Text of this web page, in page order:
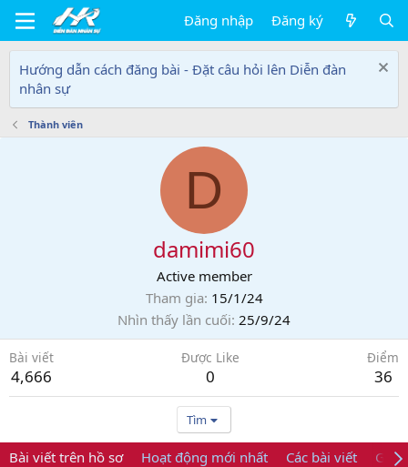
Đăng nhập Đăng ký
Hướng dẫn cách đăng bài - Đặt câu hỏi lên Diễn đàn
nhân sự
Thành viên
D
damimi60
Active member
Tham gia 15/1/24
Nhìn thấy lần cuối 25/9/24
Bài viết
4,666
Được Like
0
Điểm
36
Tìm
Bài viết trên hồ sơ Hoạt động mới nhất Các bài viết Giới